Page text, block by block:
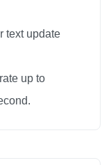
text update
up to